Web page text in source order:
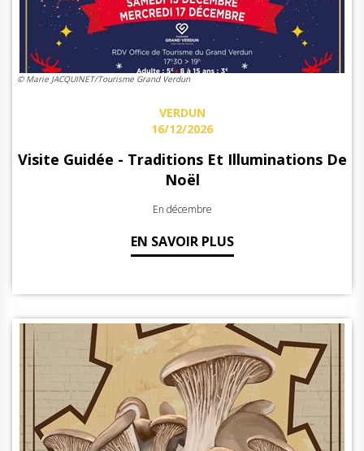
© Marie JACQUINET/Tourisme Grand Verdun
VERDUN
16/12/2026
Visite Guidée - Traditions Et Illuminations De
Noël
En décembre
EN SAVOIR PLUS